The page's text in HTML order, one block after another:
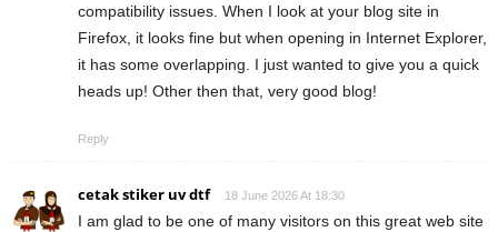
compatibility issues. When I look at your blog site in
Firefox, it looks fine but when opening in Internet Explorer,
it has some overlapping. I just wanted to give you a quick
heads up! Other then that, very good blog!
Reply
cetak stiker uv dtf 18 June 2026 At 18:30
I am glad to be one of many visitors on this great web site